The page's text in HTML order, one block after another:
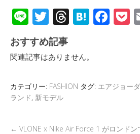
Li
n
e
T
wi
tt
er
T
hr
e
a
d
H
at
a
F
ac
o
o
P
o
おすすめ記事
関連記事はありません。
カテゴリー: FASHION タグ: エアジョー
ランド, 新モデル
← VLONE x Nike Air Force 1 がロンド